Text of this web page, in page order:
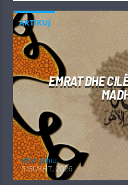
ARTIKUJ
EMRAT DHE
Irfan Jahiu
5 GUSHT, 2026